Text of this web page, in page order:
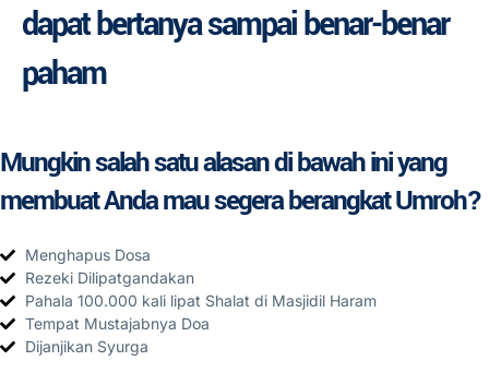
dapat bertanya sampai benar-benar
paham
Mungkin salah satu alasan di bawah ini yang
membuat Anda mau segera berangkat Umroh?
Menghapus Dosa
Rezeki Dilipatgandakan
Pahala 100.000 kali lipat Shalat di Masjidil Haram
Tempat Mustajabnya Doa
Dijanjikan Syurga